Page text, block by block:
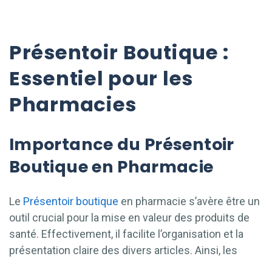
Présentoir Boutique :
Essentiel pour les
Pharmacies
Importance du Présentoir
Boutique en Pharmacie
Le Présentoir boutique en pharmacie s’avère être un
outil crucial pour la mise en valeur des produits de
santé. Effectivement, il facilite l’organisation et la
présentation claire des divers articles. Ainsi, les